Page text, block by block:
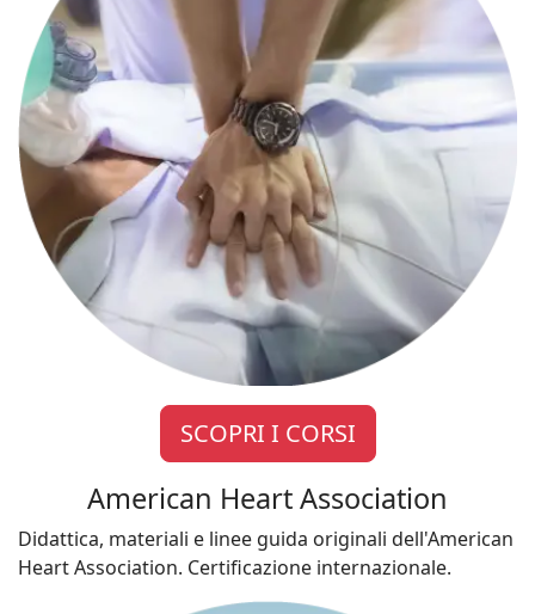
SCOPRI I CORSI
American Heart Association
Didattica, materiali e linee guida originali dell'American
Heart Association. Certificazione internazionale.